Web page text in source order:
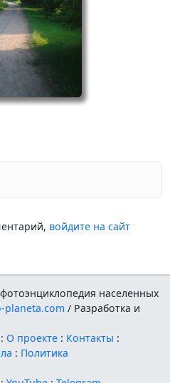
войдите на сайт
населенных
planeta.com / Разработка и
: О проекте : Контакты :
: Политика